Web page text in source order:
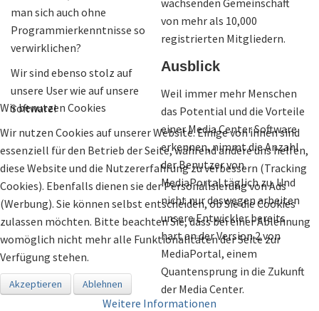
man sich auch ohne
Programmierkenntnisse so
verwirklichen?
Wir sind ebenso stolz auf
unsere User wie auf unsere
Software!
von mehr als 10,000
registrierten Mitgliedern.
Ausblick
Weil immer mehr Menschen
das Potential und die Vorteile
einer Media Center Software
erkennen, nimmt die Anzahl
der Benutzer von
MediaPortal täglich zu. Und
nicht nur deswegen arbeiten
unsere Entwickler bereits
hart an der Version 2 von
MediaPortal, einem
Quantensprung in die Zukunft
der Media Center.
Wir benutzen Cookies
Wir nutzen Cookies auf unserer Website. Einige von ihnen sind
essenziell für den Betrieb der Seite, während andere uns helfen,
diese Website und die Nutzererfahrung zu verbessern (Tracking
Cookies). Ebenfalls dienen sie der Personalisierung von Ads
(Werbung). Sie können selbst entscheiden, ob Sie die Cookies
zulassen möchten. Bitte beachten Sie, dass bei einer Ablehnung
womöglich nicht mehr alle Funktionalitäten der Seite zur
Verfügung stehen.
Akzeptieren Ablehnen
Weitere Informationen